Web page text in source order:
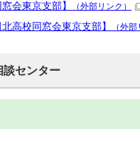
会東京支部】 （外部リンク）
高校同窓会東京支部】 （外部
談センター